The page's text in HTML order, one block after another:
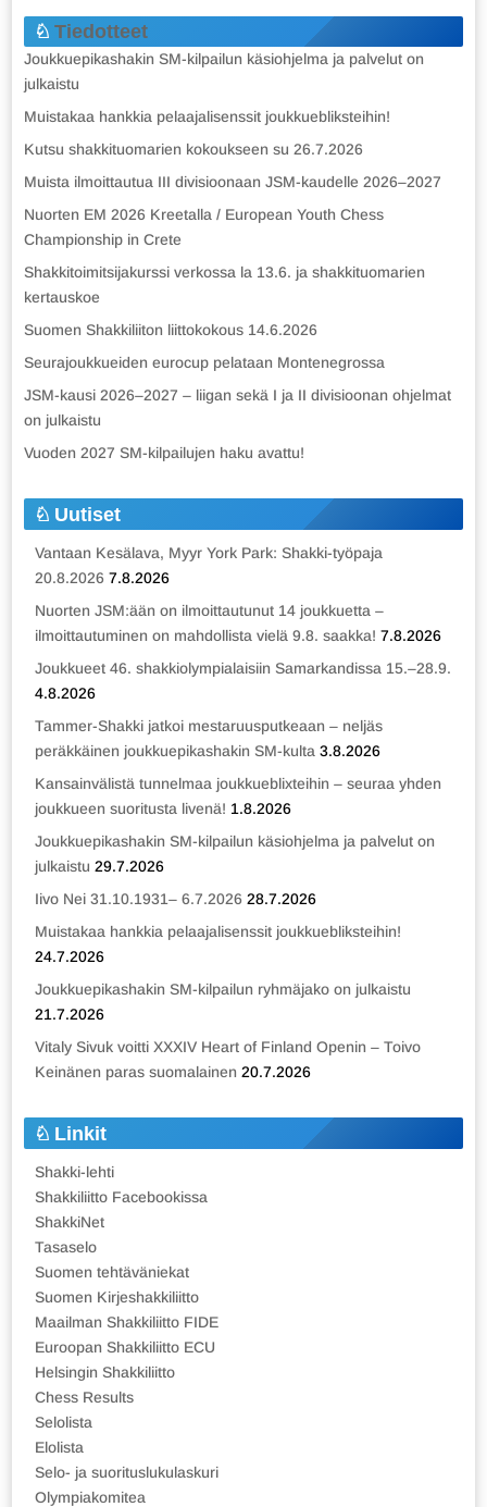
Tiedotteet
Joukkuepikashakin SM-kilpailun käsiohjelma ja palvelut on
julkaistu
Muistakaa hankkia pelaajalisenssit joukkuebliksteihin!
Kutsu shakkituomarien kokoukseen su 26.7.2026
Muista ilmoittautua III divisioonaan JSM-kaudelle 2026–2027
Nuorten EM 2026 Kreetalla / European Youth Chess
Championship in Crete
Shakkitoimitsijakurssi verkossa la 13.6. ja shakkituomarien
kertauskoe
Suomen Shakkiliiton liittokokous 14.6.2026
Seurajoukkueiden eurocup pelataan Montenegrossa
JSM-kausi 2026–2027 – liigan sekä I ja II divisioonan ohjelmat
on julkaistu
Vuoden 2027 SM-kilpailujen haku avattu!
Uutiset
Vantaan Kesälava, Myyr York Park: Shakki-työpaja
20.8.2026 7.8.2026
Nuorten JSM:ään on ilmoittautunut 14 joukkuetta –
ilmoittautuminen on mahdollista vielä 9.8. saakka! 7.8.2026
Joukkueet 46. shakkiolympialaisiin Samarkandissa 15.–28.9.
4.8.2026
Tammer-Shakki jatkoi mestaruusputkeaan – neljäs
peräkkäinen joukkuepikashakin SM-kulta 3.8.2026
Kansainvälistä tunnelmaa joukkueblixteihin – seuraa yhden
joukkueen suoritusta livenä! 1.8.2026
Joukkuepikashakin SM-kilpailun käsiohjelma ja palvelut on
julkaistu 29.7.2026
Iivo Nei 31.10.1931– 6.7.2026 28.7.2026
Muistakaa hankkia pelaajalisenssit joukkuebliksteihin!
24.7.2026
Joukkuepikashakin SM-kilpailun ryhmäjako on julkaistu
21.7.2026
Vitaly Sivuk voitti XXXIV Heart of Finland Openin – Toivo
Keinänen paras suomalainen 20.7.2026
Linkit
Shakki-lehti
Shakkiliitto Facebookissa
ShakkiNet
Tasaselo
Suomen tehtäväniekat
Suomen Kirjeshakkiliitto
Maailman Shakkiliitto FIDE
Euroopan Shakkiliitto ECU
Helsingin Shakkiliitto
Chess Results
Selolista
Elolista
Selo- ja suorituslukulaskuri
Olympiakomitea